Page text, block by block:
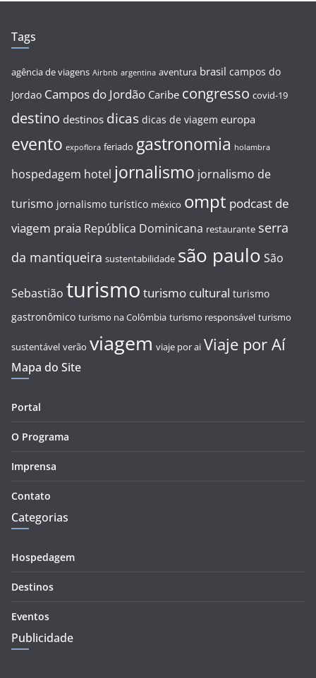
Tags
agência de viagens Airbnb argentina aventura brasil campos do
Jordao Campos do Jordão Caribe congresso covid-19
destino destinos dicas dicas de viagem europa
evento expoflora feriado gastronomia holambra
hospedagem hotel jornalismo jornalismo de
turismo jornalismo turístico méxico ompt podcast de
viagem praia República Dominicana restaurante serra
da mantiqueira sustentabilidade são paulo São
Sebastião turismo turismo cultural turismo
gastronômico turismo na Colômbia turismo responsável turismo
sustentável verão viagem viaje por ai Viaje por Aí
Mapa do Site
Portal
O Programa
Imprensa
Contato
Categorias
Hospedagem
Destinos
Eventos
Publicidade